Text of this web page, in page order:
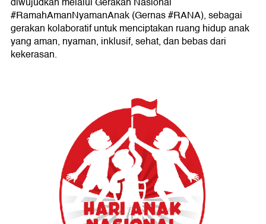
#RamahAmanNyamanAnak (Gernas #RANA), sebagai
gerakan kolaboratif untuk menciptakan ruang hidup anak
yang aman, nyaman, inklusif, sehat, dan bebas dari
kekerasan.